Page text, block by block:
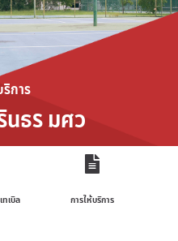
การ
ธร มศว
ทเบิล การให้บริการ